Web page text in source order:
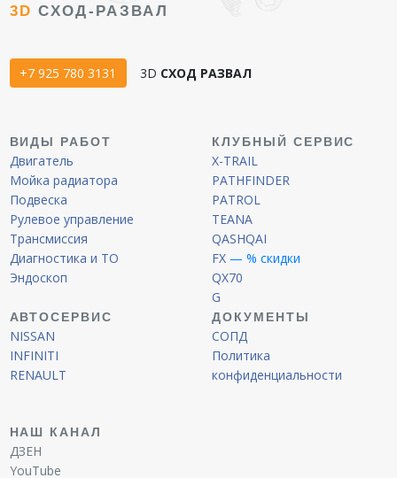
3D СХОД-РАЗВАЛ
+7 925 780 3131 3D СХОД РАЗВАЛ
ВИДЫ РАБОТ
Двигатель
Мойка радиатора
Подвеска
Рулевое управление
Трансмиссия
Диагностика и ТО
Эндоскоп
КЛУБНЫЙ СЕРВИС
X-TRAIL
PATHFINDER
PATROL
TEANA
QASHQAI
FX — % скидки
QX70
G
АВТОСЕРВИС
NISSAN
INFINITI
RENAULT
ДОКУМЕНТЫ
СОПД
Политика
конфиденциальности
НАШ КАНАЛ
ДЗЕН
YouTube